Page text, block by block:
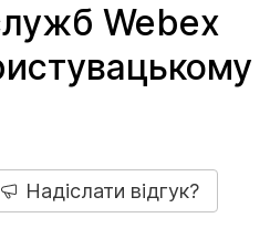
Webex
Надіслати відгук?